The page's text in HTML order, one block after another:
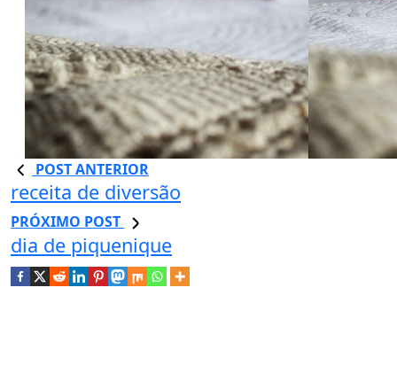
POST ANTERIOR
receita de diversão
PRÓXIMO POST
dia de piquenique